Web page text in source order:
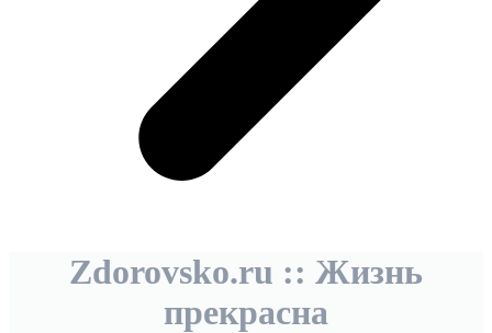
Zdorovsko.ru :: Жизнь
прекрасна